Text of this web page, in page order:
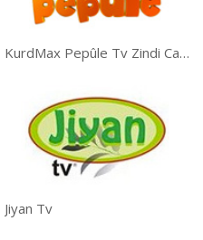
KurdMax Pepûle Tv Zindi Canli İzle
Jiyan Tv